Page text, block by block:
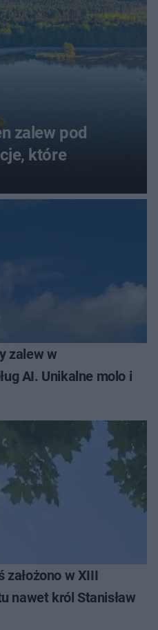
zalew pod
które
zalew w
AI. Unikalne molo i
w XIII
nawet król Stanisław